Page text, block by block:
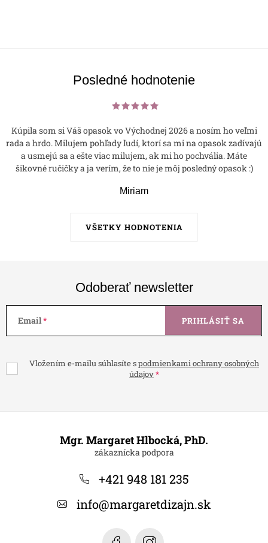
Posledné hodnotenie
VŠETKY HODNOTENIA
Kúpila som si Váš opasok vo Východnej 2026 a nosím ho veľmi
rada a hrdo. Milujem pohľady ľudí, ktorí sa mi na opasok zadívajú
a usmejú sa a ešte viac milujem, ak mi ho pochvália. Máte
šikovné ručičky a ja verím, že to nie je môj posledný opasok :)
Miriam
Odoberať newsletter
Email
Vložením e-mailu súhlasíte spodmienkami ochrany osobných
údajov
PRIHLÁSIŤ SA
Mgr. Margaret Hlbocká, PhD.
+421 948 181 235
info@margaretdizajn.sk